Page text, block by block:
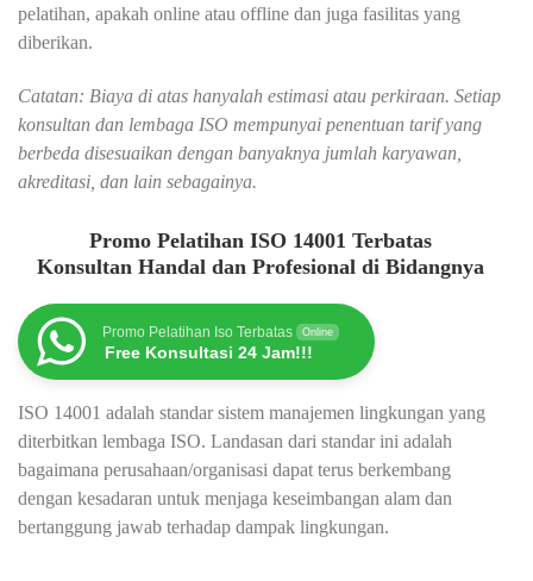
pelatihan, apakah online atau offline dan juga fasilitas yang
diberikan.
Catatan: Biaya di atas hanyalah estimasi atau perkiraan. Setiap
konsultan dan lembaga ISO mempunyai penentuan tarif yang
berbeda disesuaikan dengan banyaknya jumlah karyawan,
akreditasi, dan lain sebagainya.
Promo Pelatihan ISO 14001 Terbatas
Konsultan Handal dan Profesional di Bidangnya
Promo Pelatihan Iso Terbatas Online
Free Konsultasi 24 Jam!!!
ISO 14001 adalah standar sistem manajemen lingkungan yang
diterbitkan lembaga ISO. Landasan dari standar ini adalah
bagaimana perusahaan/organisasi dapat terus berkembang
dengan kesadaran untuk menjaga keseimbangan alam dan
bertanggung jawab terhadap dampak lingkungan.